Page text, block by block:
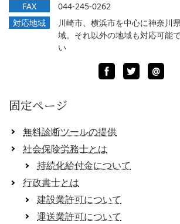
FAX
044-245-0262
対応地域
川崎市、横浜市を中心に神奈川
域。それ以外の地域も対応可能
い
Facebook
Twitter
LINE
@
固定ページ
無料診断ツールの提供
社会保険労務士とは
持続化給付金について
行政書士とは
建設業許可について
運送業許可について